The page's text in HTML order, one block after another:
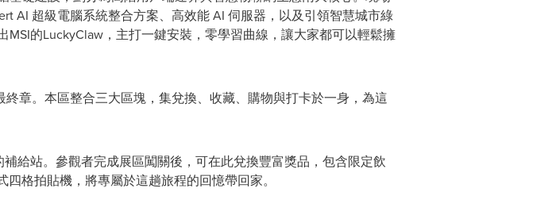
AI 超級電腦系統整合方案、高效能 AI 伺服器，以及引領智慧城市綠
的LuckyClaw，主打一鍵安裝，零學習曲線，讓大家都可以輕鬆擁
章。本區整合三大區塊，集兌換、收藏、購物與打卡於一身，為這
給站。參觀者完成展區闖關後，可在此兌換豐富獎品，包含限定飲
格拍貼機，將專屬於這趟旅程的回憶帶回家。